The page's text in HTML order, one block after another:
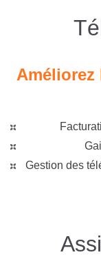
Améliorez
Gestion des